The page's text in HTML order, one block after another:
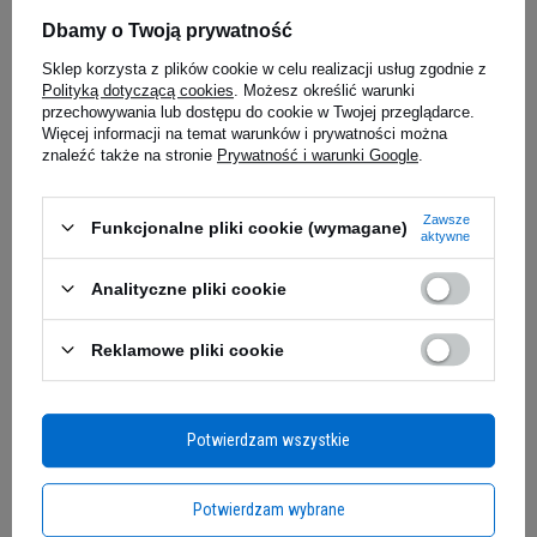
Nie tylko dla sportowców
Choć stworzony z myślą o profesjonalistach,
Tribulus jest idealny dla każdego mężczyzny,
który chce w pełni cieszyć się życiem. Jesteś
12,76 zł
0,14 zł / szt.
Kup do 20:00 -wysyłka dzisiaj
14,59
Kup do 20:00
Zapytaj o produkt
E-mail
Jeżeli powyższy opis jest dla Ciebie niewystarczający, prześlij nam swoje
pytanie odnośnie tego produktu. Postaramy się odpowiedzieć tak szybko jak
Dbamy o Twoją prywatność
Sklep korzysta z plików cookie w celu realizacji usług zgodnie z
Polityką dotyczącą cookies . Możesz określić warunki
przechowywania lub dostępu do cookie w Twojej przeglądarce.
Więcej informacji na temat warunków i prywatności można
znaleźć także na stronie Prywatność i warunki Google
Funkcjonalne pliki cookie (wymagane)
Zawsze
aktywne
Analityczne pliki cookie
Reklamowe pliki cookie
Potwierdzam wybrane
Potwierdzam wszystkie